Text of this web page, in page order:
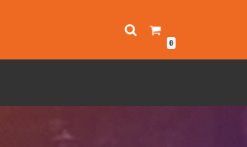
0